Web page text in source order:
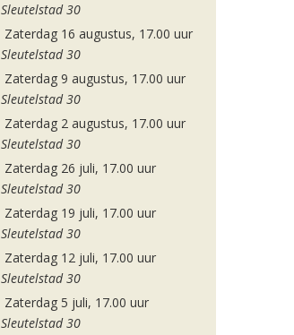
Sleutelstad 30
Zaterdag 16 augustus, 17.00 uur
Sleutelstad 30
Zaterdag 9 augustus, 17.00 uur
Sleutelstad 30
Zaterdag 2 augustus, 17.00 uur
Sleutelstad 30
Zaterdag 26 juli, 17.00 uur
Sleutelstad 30
Zaterdag 19 juli, 17.00 uur
Sleutelstad 30
Zaterdag 12 juli, 17.00 uur
Sleutelstad 30
Zaterdag 5 juli, 17.00 uur
Sleutelstad 30